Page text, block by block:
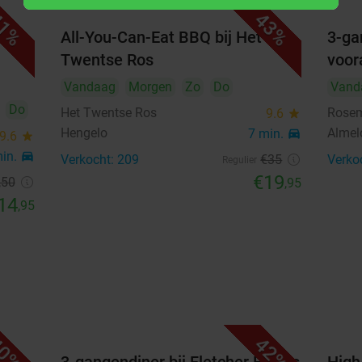
Do
9.6 star
directions_car
,95
43%
All-You-Can-Eat BBQ bij Het
Twentse Ros
Vandaag Morgen Zo
Do
Het Twentse Ros
9.6 star
Hengelo 7 min. directions_car
Verkocht: 209 €35
€19,95
3-
1 2
9
10 11 12 16
23
29 30
5